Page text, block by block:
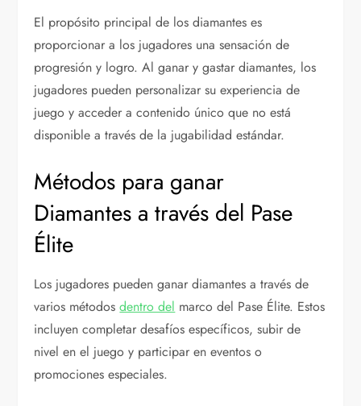
El propósito principal de los diamantes es
proporcionar a los jugadores una sensación de
progresión y logro. Al ganar y gastar diamantes, los
jugadores pueden personalizar su experiencia de
juego y acceder a contenido único que no está
disponible a través de la jugabilidad estándar.
Métodos para ganar
Diamantes a través del Pase
Élite
Los jugadores pueden ganar diamantes a través de
varios métodosdentro del marco del Pase Élite. Estos
incluyen completar desafíos específicos, subir de
nivel en el juego y participar en eventos o
promociones especiales.